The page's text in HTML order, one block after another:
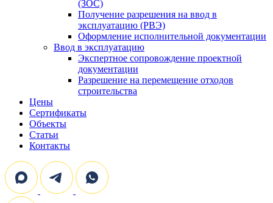
(ЗОС)
Получение разрешения на ввод в
эксплуатацию (РВЭ)
Оформление исполнительной документации
Ввод в эксплуатацию
Экспертное сопровождение проектной
документации
Разрешение на перемещение отходов
строительства
Цены
Сертификаты
Объекты
Статьи
Контакты